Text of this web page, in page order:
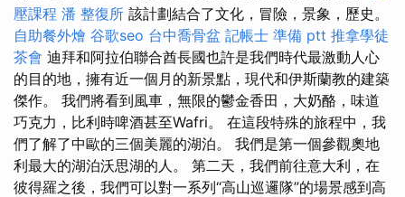
壓課程 潘 整復所 該計劃結合了文化，冒險，景象，歷史。
自助餐外燴 谷歌seo 台中喬骨盆 記帳士 準備 ptt 推拿學徒
茶會 迪拜和阿拉伯聯合酋長國也許是我們時代最激動人心
的目的地，擁有近一個月的新景點，現代和伊斯蘭教的建築
傑作。 我們將看到風車，無限的鬱金香田，大奶酪，味道
巧克力，比利時啤酒甚至Wafri。 在這段特殊的旅程中，我
們了解了中歐的三個美麗的湖泊。 我們是第一個參觀奧地
利最大的湖泊沃思湖的人。 第二天，我們前往意大利，在
彼得羅之後，我們可以對一系列“高山巡邏隊”的場景感到高